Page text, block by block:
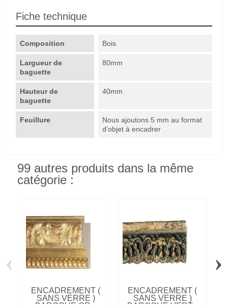
Fiche technique
Composition Bois
Largueur de
baguette
80mm
Hauteur de
baguette
40mm
Feuillure
Nous ajoutons 5 mm au format
d'objet à encadrer
99 autres produits dans la même
catégorie :
ENCADREMENT (
SANS VERRE )
ENCADREMENT (
SANS VERRE )
‹ ›